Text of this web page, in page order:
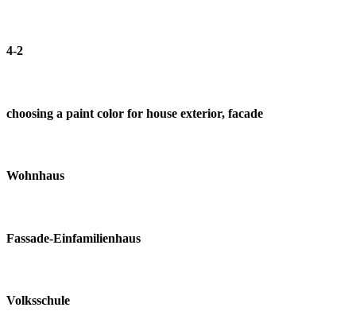
4-2
choosing a paint color for house exterior, facade
Wohnhaus
Fassade-Einfamilienhaus
Volksschule